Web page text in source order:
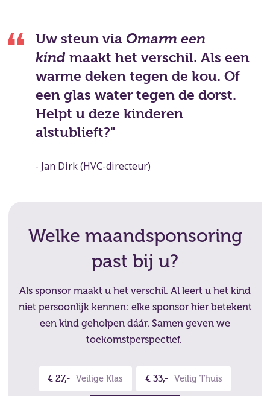
Uw steun via Omarm een
kindmaakt het verschil. Als een
warme deken tegen de kou. Of
een glas water tegen de dorst.
Helpt u deze kinderen
alstublieft?"
- Jan Dirk (HVC-directeur)
Welke maandsponsoring
past bij u?
Als sponsor maakt u het verschil. Al leert u het kind
niet persoonlijk kennen: elke sponsor hier betekent
een kind geholpen dáár. Samen geven we
toekomstperspectief.
€ 27,- Veilige Klas € 33,- Veilig Thuis